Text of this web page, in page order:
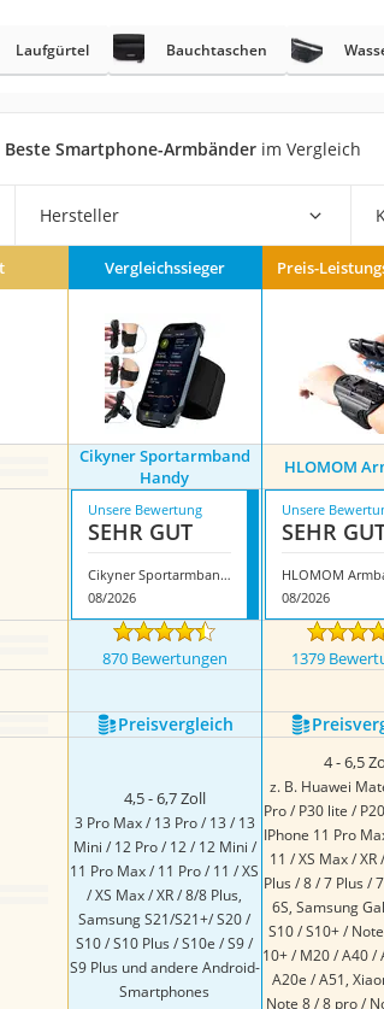
Koffer
Faltschloss
Vibrationsplatte
Wanderschuhe Herren
Sicherheitsweste Reiten
Service
Laufgürtel Bauchtaschen
Beste Smartphone-Armbänder im Vergleich
Hersteller
Vergleichssieger Preis-
Cikyner Sportarmband
Handy
HLOMOM
Unsere Bewertung
SEHR GUT
Cikyner Sportarmband Handy
08/2026
Unsere
SEHR
HLOMOM
08/2026
870 Bewertungen 1379
Preis­vergleich
4,5 - 6,7 Zoll
3 Pro Max / 13 Pro / 13 / 13
Mini / 12 Pro / 12 / 12 Mini /
11 Pro Max / 11 Pro / 11 / XS
/ XS Max / XR / 8/8 Plus,
Samsung S21/S21+/ S20 /
S10 / S10 Plus / S10e / S9 /
S9 Plus und andere Android-
Smartphones
4 - 6,5
z. B. Huawei
Pro / P30 lite /
IPhone 11 Pro
11 / XS Max / XR
Plus / 8 / 7 Plus /
6S, Samsung
S10 / S10+ /
10+ / M20 / A40 /
A20e / A51,
Note 8 / 8 pro /